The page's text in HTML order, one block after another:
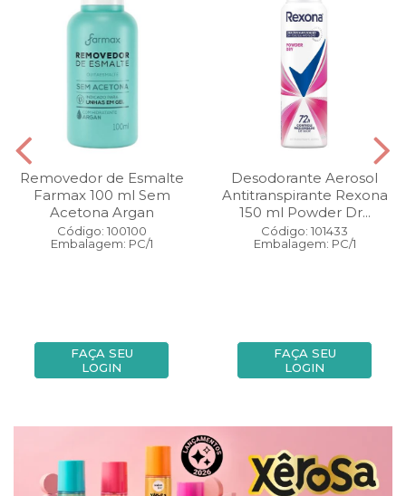
Removedor de Esmalte
Farmax 100 ml Sem
Acetona Argan
Código: 100100
Embalagem: PC/1
FAÇA SEU
LOGIN
Desodorante Aerosol
Antitranspirante Rexona
150 ml Powder Dr...
Código: 101433
Embalagem: PC/1
FAÇA SEU
LOGIN